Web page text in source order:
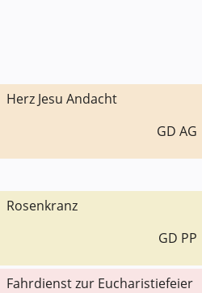
Herz Jesu Andacht
GD AG
Rosenkranz
GD PP
Fahrdienst zur Eucharistiefeier